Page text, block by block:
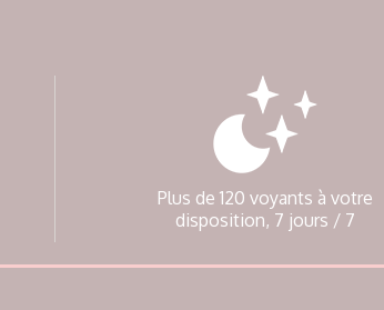
Plus de 120 voyants à votre
disposition, 7 jours / 7